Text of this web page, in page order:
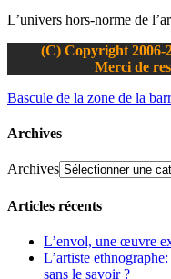
L’univers hors-norme de
(C) Copyright 2006-
Merci de
Bascule de la zone de la
Archives
Archives
Articles récents
L’envol, une œuvre
L’artiste
sans le savoir ?